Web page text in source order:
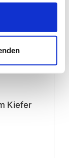
Kiefer